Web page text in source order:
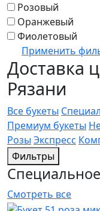
Розовый
Оранжевый
Фиолетовый
Применить
Доставка
Рязани
Все букеты
Премиум букеты
Розы Экспресс
Фильтры
Смотреть все